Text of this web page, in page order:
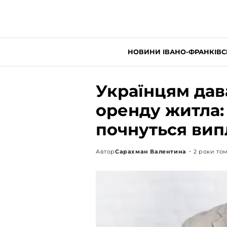
НОВИНИ ІВАНО-
Українцям
оренду житла:
почнуться
АвторСарахман Валентина 2 роки